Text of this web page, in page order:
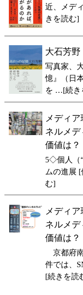
近、メデ
きを読む]
大石芳
写真家、
憶』（日
を …[続き
メディ
ネルメ
価値は？
5◇個人（
ムの進展
む]
メディ
ネルメ
価値は？
京都府
件では、
[続きを読